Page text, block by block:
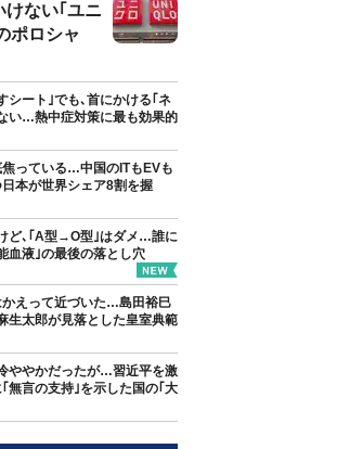
けない｢ユニ
ポロシャ
シート｣でも､首にかける｢ネ
い…熱中症対策に最も効果的
っている…中国のITもEVも
本が世界シェア8割を握
ど､｢A型→O型｣はダメ…誰に
血液｣の最後の落とし穴
かえって近づいた…島田裕巳
生太郎が見落とした皇室典範
ややかだったが…習近平を激
無言の支持｣を示した国の｢大